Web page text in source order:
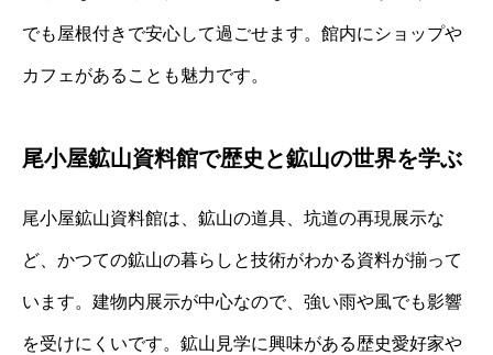
でも屋根付きで安心して過ごせます。館内にショップや
カフェがあることも魅力です。
尾小屋鉱山資料館で歴史と鉱山の世界を学ぶ
尾小屋鉱山資料館は、鉱山の道具、坑道の再現展示な
ど、かつての鉱山の暮らしと技術がわかる資料が揃って
います。建物内展示が中心なので、強い雨や風でも影響
を受けにくいです。鉱山見学に興味がある歴史愛好家や